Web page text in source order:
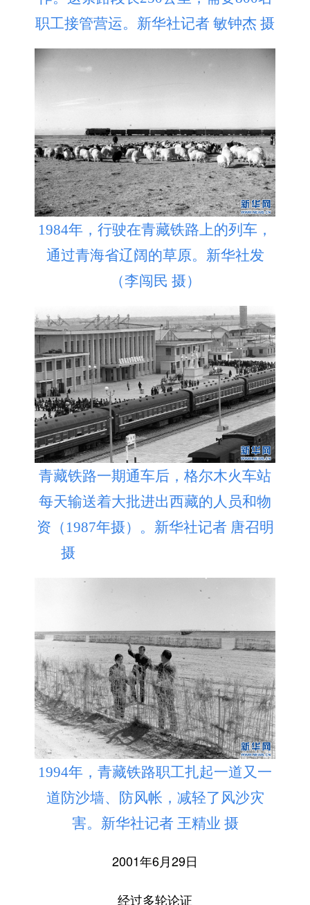
职工接管营运。新华社记者 敏钟杰 摄
1984年，行驶在青藏铁路上的列车，
通过青海省辽阔的草原。新华社发
（李闯民 摄）
青藏铁路一期通车后，格尔木火车站
每天输送着大批进出西藏的人员和物
资（1987年摄）。新华社记者 唐召明
摄
1994年，青藏铁路职工扎起一道又一
道防沙墙、防风帐，减轻了风沙灾
害。新华社记者 王精业 摄
2001年6月29日
经过多轮论证